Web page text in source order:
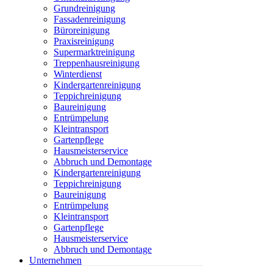
Grundreinigung
Fassadenreinigung
Büroreinigung
Praxisreinigung
Supermarktreinigung
Treppenhausreinigung
Winterdienst
Kindergartenreinigung
Teppichreinigung
Baureinigung
Entrümpelung
Kleintransport
Gartenpflege
Hausmeisterservice
Abbruch und Demontage
Kindergartenreinigung
Teppichreinigung
Baureinigung
Entrümpelung
Kleintransport
Gartenpflege
Hausmeisterservice
Abbruch und Demontage
Unternehmen